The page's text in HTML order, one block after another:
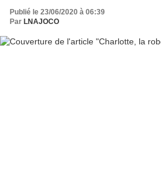
Publié le 23/06/2020 à 06:39
Par LNAJOCO